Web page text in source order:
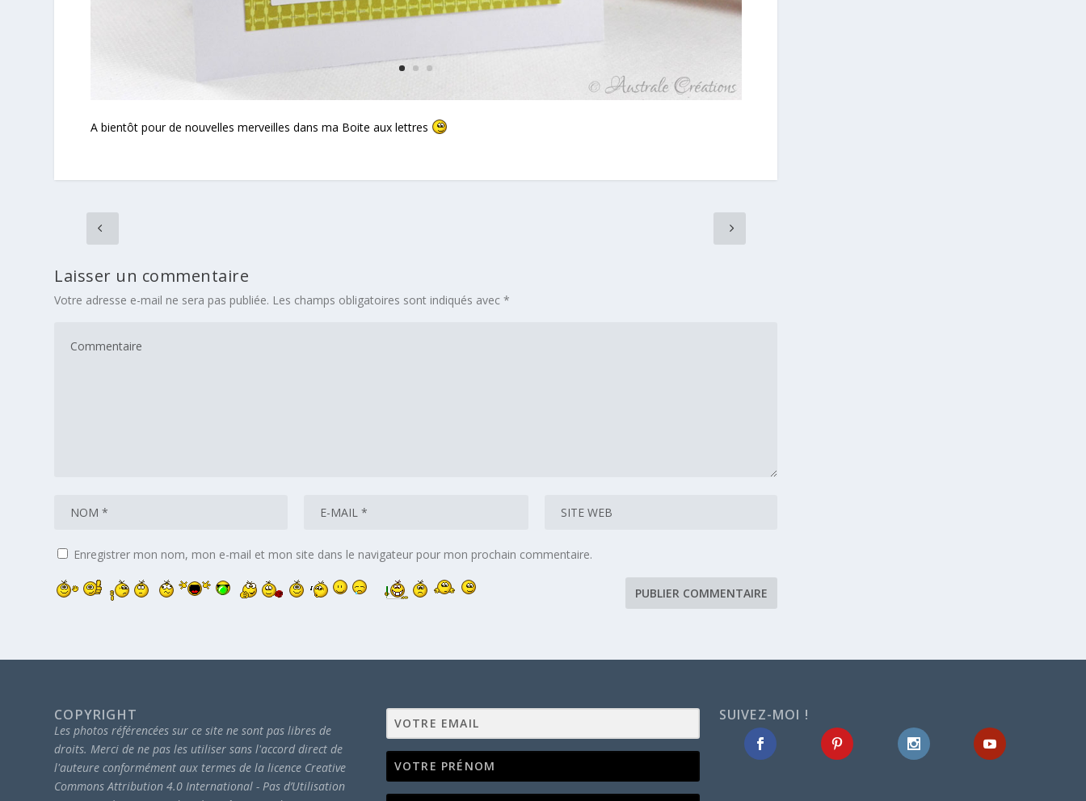
A bientôt pour de nouvelles merveilles dans ma Boite aux lettres
Laisser un commentaire
Votre adresse e-mail ne sera pas publiée. Les champs obligatoires sont indiqués avec*
Enregistrer mon nom, mon e-mail et mon site dans le navigateur pour mon prochain commentaire.
COPYRIGHT
Les photos référencées sur ce site ne sont pas libres de
droits.Merci de ne pas les utiliser sans l'accord direct de
l'auteure conformément aux termes de la licence Creative
Commons Attribution 4.0 International - Pas d’Utilisation
SUIVEZ-MOI !